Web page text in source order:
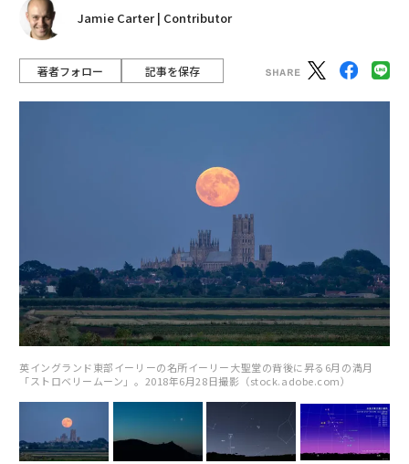
Jamie Carter | Contributor
著者フォロー 記事を保存
英イングランド東部イーリーの名所イーリー大聖堂の背後に昇る6月の満月
「ストロベリームーン」。2018年6月28日撮影（stock.adobe.com）